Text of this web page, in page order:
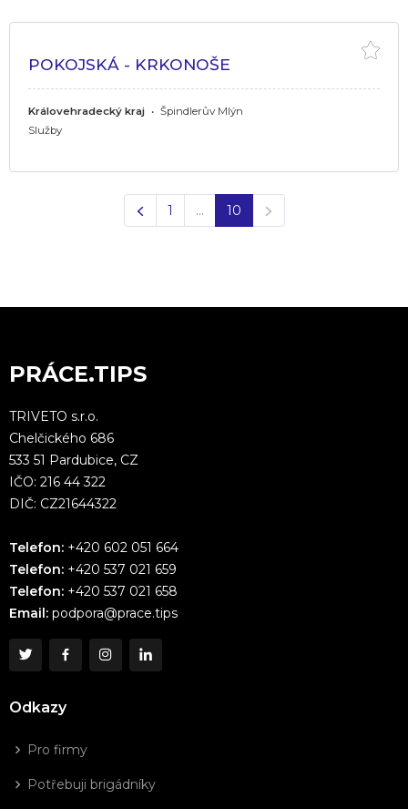
POKOJSKÁ - KRKONOŠE
Královehradecký kraj • Špindlerův Mlýn
Služby
Předchozí
1 … 10
PRÁCE.TIPS
TRIVETO s.r.o.
Chelčického 686
533 51 Pardubice, CZ
IČO: 216 44 322
DIČ: CZ21644322
Telefon: +420 602 051 664
Telefon: +420 537 021 659
Telefon: +420 537 021 658
Email: podpora@prace.tips
Odkazy
Pro firmy
Potřebuji brigádníky